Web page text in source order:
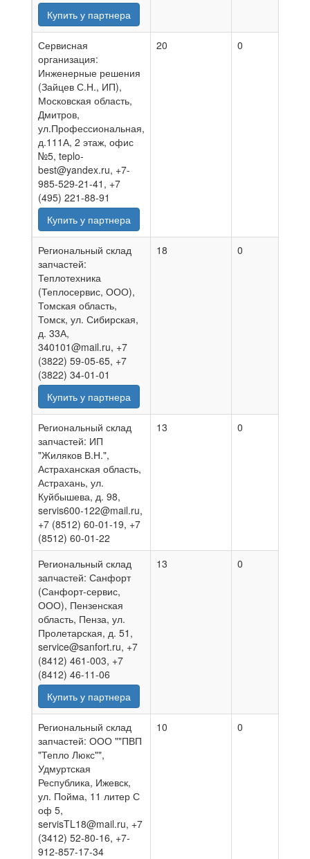
Купить у партнера
Сервисная
организация:
Инженерные решения
(Зайцев С.Н., ИП),
Московская область,
Дмитров,
ул.Профессиональная,
д.111А, 2 этаж, офис
№5, teplo-
best@yandex.ru, +7-
985-529-21-41, +7
(495) 221-88-91
Купить у партнера
20 0
Региональный склад
запчастей:
Теплотехника
(Теплосервис, ООО),
Томская область,
Томск, ул. Сибирская,
д. 33А,
340101@mail.ru, +7
(3822) 59-05-65, +7
(3822) 34-01-01
Купить у партнера
18 0
Региональный склад
запчастей: ИП
"Жиляков В.Н.",
Астраханская область,
Астрахань, ул.
Куйбышева, д. 98,
servis600-122@mail.ru,
+7 (8512) 60-01-19, +7
(8512) 60-01-22
13 0
Региональный склад
запчастей: Санфорт
(Санфорт-сервис,
ООО), Пензенская
область, Пенза, ул.
Пролетарская, д. 51,
service@sanfort.ru, +7
(8412) 461-003, +7
(8412) 46-11-06
Купить у партнера
13 0
Региональный склад
запчастей: ООО ""ПВП
"Тепло Люкс"",
Удмуртская
Республика, Ижевск,
ул. Пойма, 11 литер С
оф 5,
servisTL18@mail.ru, +7
(3412) 52-80-16, +7-
912-857-17-34
10 0